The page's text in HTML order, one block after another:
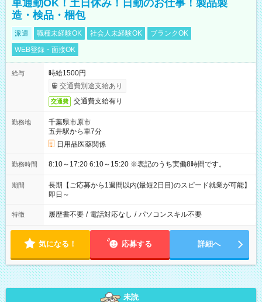
車通勤OK！土日休み！日勤のお仕事！製品製
造・検品・梱包
派遣 職種未経験OK 社会人未経験OK
ブランクOK
WEB登録・面接OK
給与
時給1500円
交通費別途支給あり
交通費 交通費支給有り
勤務地
千葉県市原市
五井駅から車7分
日用品医薬関係
勤務時間 8:10～17:20 6:10～15:20 ※表記のうち実働8時間です。
期間
長期【ご応募から1週間以内(最短2日目)のスピード就業が可能】
即日～
特徴 履歴書不要 / 電話対応なし / パソコンスキル不要
気になる！ 応募する 詳細へ
未読